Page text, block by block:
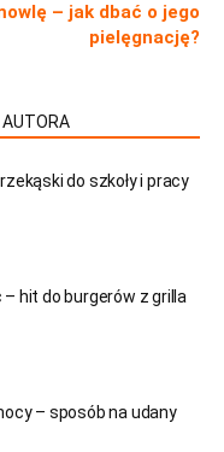
– jak dbać o jego
pielęgnację?
AUTORA
do szkoły i pracy
hit do burgerów z grilla
– sposób na udany